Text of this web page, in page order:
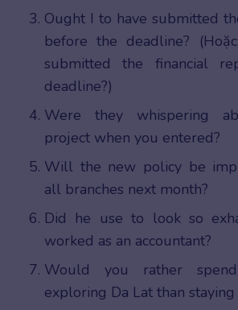
Ought I to have submitted
before the deadline?
submitted the financial
deadline?)
Were they whispering
project when you entered?
Will the new policy be
all branches next month?
Did he use to look so
worked as an accountant?
Would you rather
exploring Da Lat than staying